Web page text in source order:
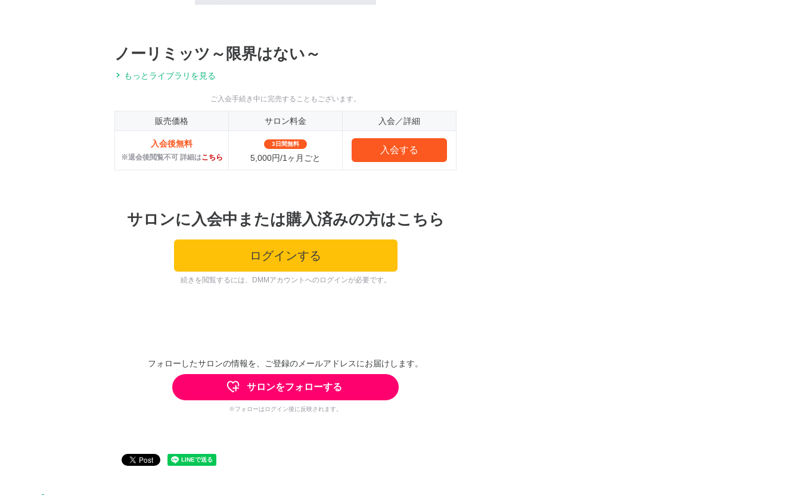
ノーリミッツ～限界はない～
もっとライブラリを見る
ご入会手続き中に完売することもございます。
販売価格 サロン料金 入会／詳細
入会後無料
※退会後閲覧不可 詳細はこちら
3日間無料
5,000円/1ヶ月ごと
入会する
サロンに入会中または購入済みの方はこちら
ログインする
続きを閲覧するには、DMMアカウントへのログインが必要です。
フォローしたサロンの情報を、ご登録のメールアドレスにお届けします。
サロンをフォローする
※フォローはログイン後に反映されます。